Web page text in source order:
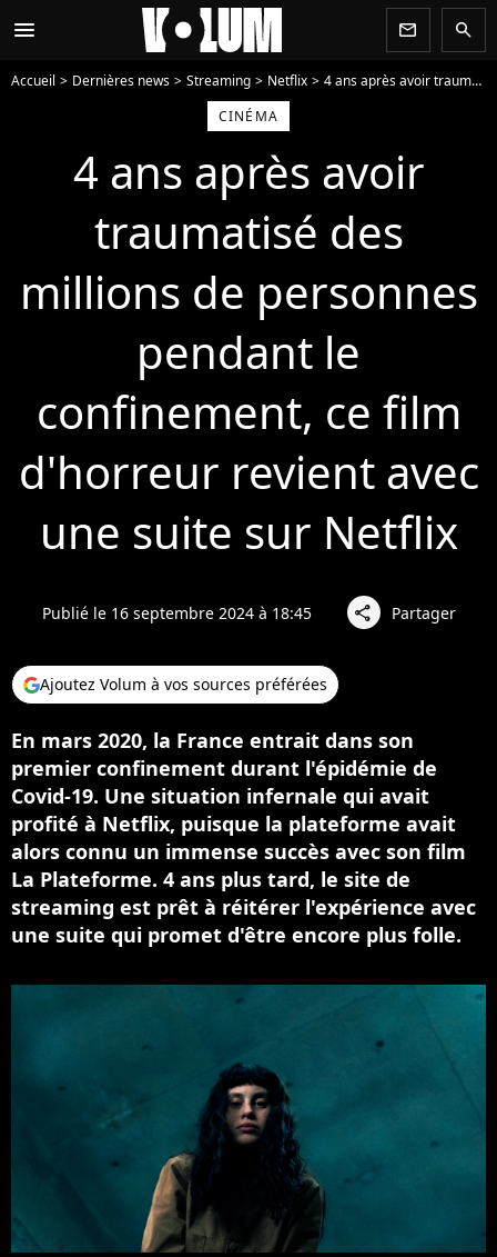
menu newsletter search
Accueil Dernières news Streaming Netflix
4 ans après avoir traumatisé des millions de personnes pendant le confinement, ce film d'horreur revient avec une suite sur Netflix
CINÉMA
4 ans après avoir
traumatisé des
millions de personnes
pendant le
confinement, ce film
d'horreur revient avec
une suite sur Netflix
Publié le 16 septembre 2024 à 18:45 share Partager
Ajoutez Volum à vos sources préférées
En mars 2020, la France entrait dans son
premier confinement durant l'épidémie de
Covid-19. Une situation infernale qui avait
profité à Netflix, puisque la plateforme avait
alors connu un immense succès avec son film
La Plateforme. 4 ans plus tard, le site de
streaming est prêt à réitérer l'expérience avec
une suite qui promet d'être encore plus folle.